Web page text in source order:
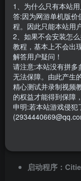
游戏大小 53GB
游戏版本
不需要虚拟机
支持系统
游戏内
启动程序：
1、为什么只有本站
答:因为网游单机版价
程。因此只能本站用
2、如果不会安装怎
教程，基本上不会出
解答用户疑问！
请注意:本站没有拼
无法保障。由此产生
精心测试并录制视频
的权益才能得到保障
申明:若本站游戏侵